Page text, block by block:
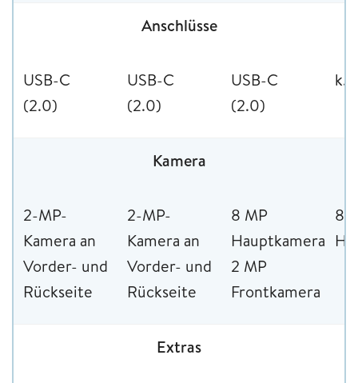
Anschlüsse
USB-C
(2.0)
USB-C
(2.0)
USB-C
(2.0)
k.
Kamera
2-MP-
Kamera an
Vorder- und
Rückseite
2-MP-
Kamera an
Vorder- und
Rückseite
8 MP
Hauptkamera,
2 MP
Frontkamera
8
Extras